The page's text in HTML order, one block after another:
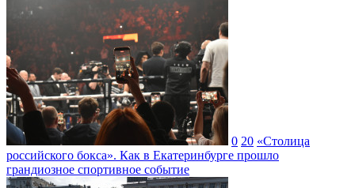
0 20 «Столица
российского бокса». Как в Екатеринбурге прошло
грандиозное спортивное событие